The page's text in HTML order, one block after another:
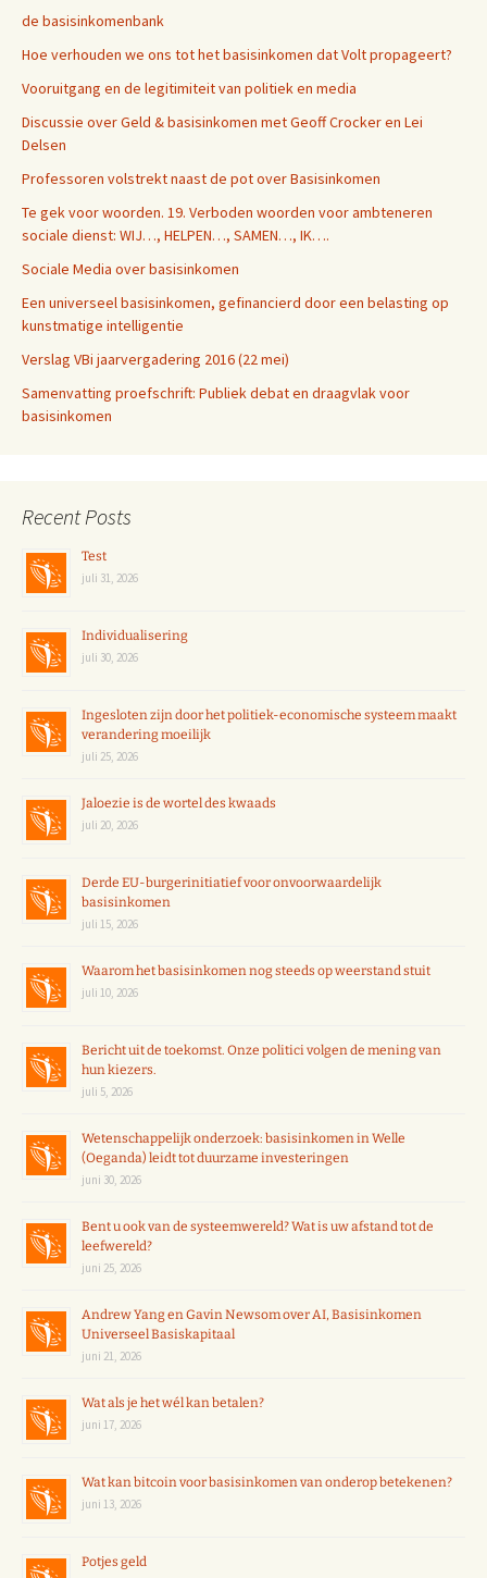
de basisinkomenbank
Hoe verhouden we ons tot het basisinkomen dat Volt propageert?
Vooruitgang en de legitimiteit van politiek en media
Discussie over Geld & basisinkomen met Geoff Crocker en Lei
Delsen
Professoren volstrekt naast de pot over Basisinkomen
Te gek voor woorden. 19. Verboden woorden voor ambteneren
sociale dienst: WIJ…, HELPEN…, SAMEN…, IK….
Sociale Media over basisinkomen
Een universeel basisinkomen, gefinancierd door een belasting op
kunstmatige intelligentie
Verslag VBi jaarvergadering 2016 (22 mei)
Samenvatting proefschrift: Publiek debat en draagvlak voor
basisinkomen
Recent Posts
Test
juli 31, 2026
Individualisering
juli 30, 2026
Ingesloten zijn door het politiek-economische systeem maakt
verandering moeilijk
juli 25, 2026
Jaloezie is de wortel des kwaads
juli 20, 2026
Derde EU-burgerinitiatief voor onvoorwaardelijk
basisinkomen
juli 15, 2026
Waarom het basisinkomen nog steeds op weerstand stuit
juli 10, 2026
Bericht uit de toekomst. Onze politici volgen de mening van
hun kiezers.
juli 5, 2026
Wetenschappelijk onderzoek: basisinkomen in Welle
(Oeganda) leidt tot duurzame investeringen
juni 30, 2026
Bent u ook van de systeemwereld? Wat is uw afstand tot de
leefwereld?
juni 25, 2026
Andrew Yang en Gavin Newsom over AI, Basisinkomen
Universeel Basiskapitaal
juni 21, 2026
Wat als je het wél kan betalen?
juni 17, 2026
Wat kan bitcoin voor basisinkomen van onderop betekenen?
juni 13, 2026
Potjes geld